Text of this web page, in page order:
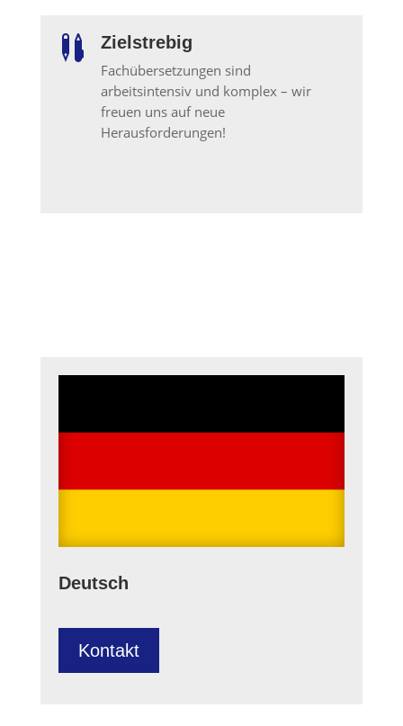
 Zielstrebig
Fachübersetzungen sind
arbeitsintensiv und komplex – wir
freuen uns auf neue
Herausforderungen!
Deutsch
Kontakt